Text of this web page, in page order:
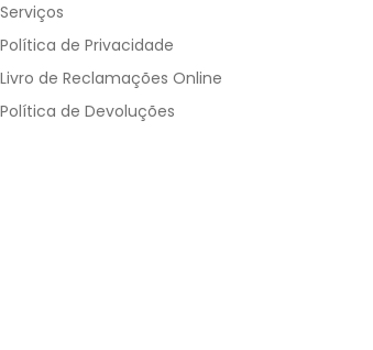
Serviços
Política de Privacidade
Livro de Reclamações Online
Política de Devoluções